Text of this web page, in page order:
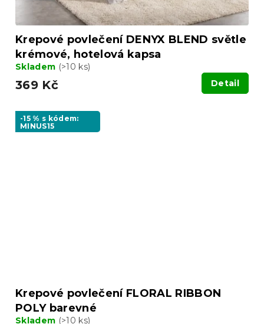
Krepové povlečení DENYX BLEND světle
krémové, hotelová kapsa
Skladem (>10 ks)
369 Kč Detail
-15 % s kódem:
MINUS15
Krepové povlečení FLORAL RIBBON
POLY barevné
Skladem (>10 ks)